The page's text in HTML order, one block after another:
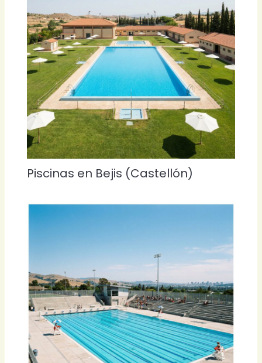
Piscinas en Bejis (Castellón)